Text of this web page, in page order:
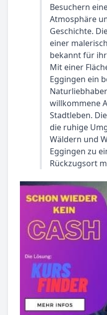
Besuchern
Atmosphäre
Geschichte.
einer
bekannt für
Mit einer
Eggingen ein
willkommene
Stadtleben.
die ruhige
Wäldern und
Eggingen zu
Rückzugsort